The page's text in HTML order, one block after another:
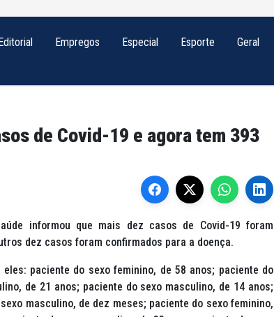
Editorial Empregos Especial Esporte Geral
de Covid-19 e agora tem 393
informou que mais dez casos de Covid-19 foram
dez casos foram confirmados para a doença.
paciente do sexo feminino, de 58 anos; paciente do
de 21 anos; paciente do sexo masculino, de 14 anos;
masculino, de dez meses; paciente do sexo feminino,